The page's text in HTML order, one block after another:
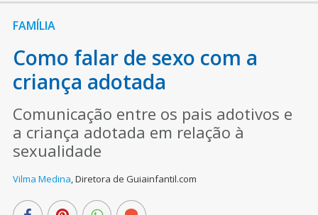
FAMÍLIA
Como falar de sexo com a
criança adotada
Comunicação entre os pais adotivos e
a criança adotada em relação à
sexualidade
Vilma Medina,Diretora de Guiainfantil.com